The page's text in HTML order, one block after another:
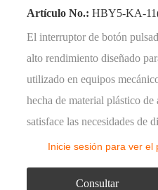
Artículo No.: HBY5-KA-
El interruptor de botón
alto rendimiento diseñado
utilizado en equipos
hecha de material plástico
satisface las necesidades de
Inicie sesión para ver el
Consultar